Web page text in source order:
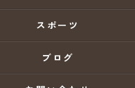
スポーツ
ブログ